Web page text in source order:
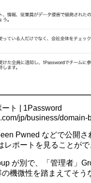
ト | 1Password
jp/business/domain-
Pwned などで公開
レポートを見ることがで
が別で、「管理者」
機微性を踏まえてそう